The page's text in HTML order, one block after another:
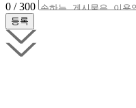
0 / 300